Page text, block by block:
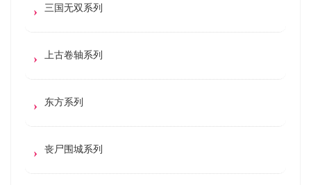
三国无双系列
上古卷轴系列
东方系列
丧尸围城系列